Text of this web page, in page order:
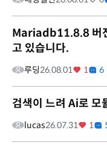
Mariadb11.8.8 버
고 있습니다.
루딩26.08.01 1 6
검색이 느려 Ai로 모
lucas26.07.31 1